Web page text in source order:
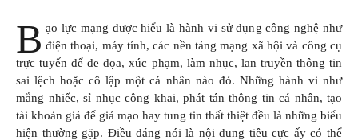
B ạo lực mạng được hiểu là hành vi sử dụng công nghệ như
điện thoại, máy tính, các nền tảng mạng xã hội và công cụ
trực tuyến để đe dọa, xúc phạm, làm nhục, lan truyền thông tin
sai lệch hoặc cô lập một cá nhân nào đó. Những hành vi như
mắng nhiếc, sỉ nhục công khai, phát tán thông tin cá nhân, tạo
tài khoản giả để giả mạo hay tung tin thất thiệt đều là những biểu
hiện thường gặp. Điều đáng nói là nội dung tiêu cực ấy có thể